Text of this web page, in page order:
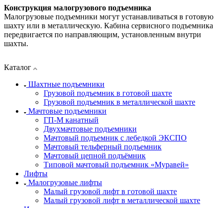
Конструкция малогрузового подъемника
Малогрузовые подъемники могут устанавливаться в готовую
шахту или в металлическую. Кабина сервисного подъемника
передвигается по направляющим, установленным внутри
шахты.
Каталог
Шахтные подъемники
Грузовой подъемник в готовой шахте
Грузовой подъемник в металлической шахте
Мачтовые подъемники
ГП-М канатный
Двухмачтовые подъемники
Мачтовый подъемник с лебедкой ЭКСПО
Мачтовый тельферный подъемник
Мачтовый цепной подъёмник
Типовой мачтовый подъемник «Муравей»
Лифты
Малогрузовые лифты
Малый грузовой лифт в готовой шахте
Малый грузовой лифт в металлической шахте